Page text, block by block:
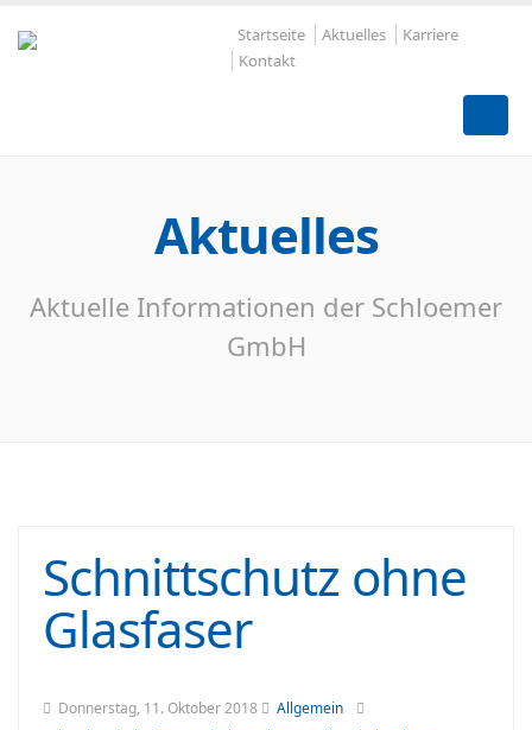
Startseite Aktuelles
Karriere
Kontakt
Aktuelles
Aktuelle Informationen der Schloemer
GmbH
Schnittschutz ohne
Glasfaser
Donnerstag, 11. Oktober 2018
Allgemein